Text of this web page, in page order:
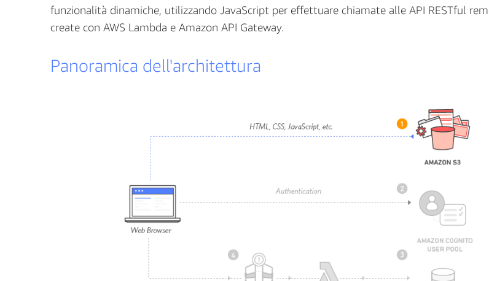
funzionalità dinamiche, utilizzando JavaScript per effettuare chiamate alle API RESTful
create con AWS Lambda e Amazon API Gateway.
Panoramica dell'architettura